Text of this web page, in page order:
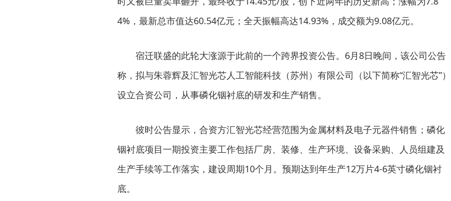
4%，最新总市值达60.54亿元；全天振幅高达14.93%，成交额为9.08亿元。
宿迁联盛的此轮大涨源于此前的一个跨界投资公告。6月8日晚间，该公司公告
称，拟与朱蓉辉及汇智光芯人工智能科技（苏州）有限公司（以下简称“汇智光芯”）
设立合资公司，从事磷化铟衬底的研发和生产销售。
彼时公告显示，合资方汇智光芯经营范围为金属材料及电子元器件销售；磷化
铟衬底项目一期投资主要工作包括厂房、装修、生产环境、设备采购、人员组建及
生产手续等工作落实，建设周期10个月。预期达到年生产12万片4-6英寸磷化铟衬
底。